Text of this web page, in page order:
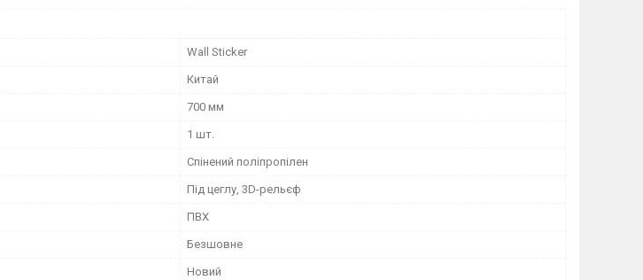
Wall Sticker
Китай
700 мм
1 шт.
Спінений поліпропілен
Під цеглу, 3D-рельєф
ПВХ
Безшовне
Новий